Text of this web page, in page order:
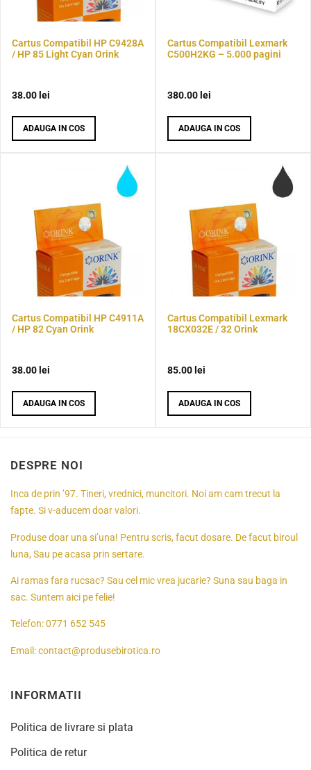
Cartus Compatibil HP C9428A
/ HP 85 Light Cyan Orink
38.00 lei
ADAUGA IN COS
Cartus Compatibil Lexmark
C500H2KG – 5.000 pagini
380.00 lei
ADAUGA IN COS
Cartus Compatibil HP C4911A
/ HP 82 Cyan Orink
38.00 lei
ADAUGA IN COS
Cartus Compatibil Lexmark
18CX032E / 32 Orink
85.00 lei
ADAUGA IN COS
DESPRE NOI
Inca de prin ’97. Tineri, vrednici, muncitori. Noi am cam trecut la
fapte. Si v-aducem doar valori.
Produse doar una si’una! Pentru scris, facut dosare. De facut biroul
luna, Sau pe acasa prin sertare.
Ai ramas fara rucsac? Sau cel mic vrea jucarie? Suna sau baga in
sac. Suntem aici pe felie!
Telefon:0771 652 545
Email:contact@produsebirotica.ro
INFORMATII
Politica de livrare si plata
Politica de retur